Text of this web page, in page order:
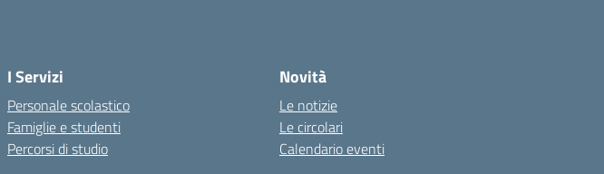
I Servizi
Personale scolastico
Famiglie e studenti
Percorsi di studio
Novità
Le notizie
Le circolari
Calendario eventi